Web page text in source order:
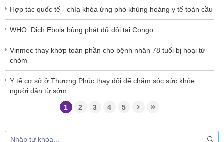
Hợp tác quốc tế - chìa khóa ứng phó khủng hoảng y tế toàn cầu
WHO: Dịch Ebola bùng phát dữ dội tại Congo
Vinmec thay khớp toàn phần cho bệnh nhân 78 tuổi bị hoại tử
chỏm
Y tế cơ sở ở Thượng Phúc thay đổi để chăm sóc sức khỏe
người dân từ sớm
1 2 3 4 5